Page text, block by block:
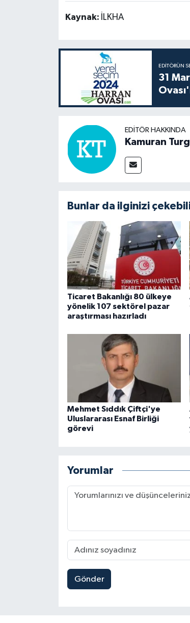
Kaynak: İLKHA
EDITÖRÜN
31
EDITÖR HAKKINDA
Kamuran
Bunlar da ilginizi
Ticaret Bakanlığı 80 ülkeye
yönelik 107 sektörel pazar
araştırması hazırladı
Mehmet Sıddık Çiftçi'ye
Uluslararası Esnaf Birliği
görevi
Yorumlar
Gönder